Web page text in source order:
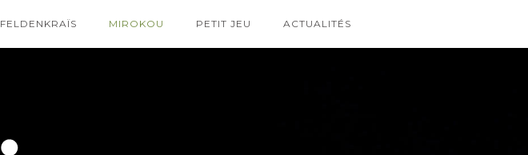
FELDENKRAÏS MIROKOU PETIT JEU ACTUALITÉS